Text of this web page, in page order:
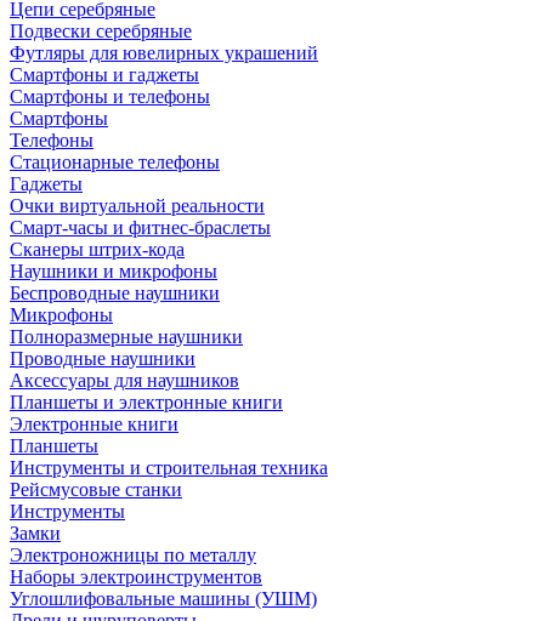
Цепи серебряные
Подвески серебряные
Футляры для ювелирных украшений
Смартфоны и гаджеты
Смартфоны и телефоны
Смартфоны
Телефоны
Стационарные телефоны
Гаджеты
Очки виртуальной реальности
Смарт-часы и фитнес-браслеты
Сканеры штрих-кода
Наушники и микрофоны
Беспроводные наушники
Микрофоны
Полноразмерные наушники
Проводные наушники
Аксессуары для наушников
Планшеты и электронные книги
Электронные книги
Планшеты
Инструменты и строительная техника
Рейсмусовые станки
Инструменты
Замки
Электроножницы по металлу
Наборы электроинструментов
Углошлифовальные машины (УШМ)